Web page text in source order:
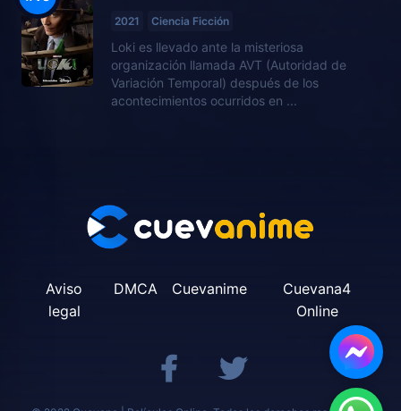
2021 Ciencia Ficción
Loki es llevado ante la misteriosa
organización llamada AVT (Autoridad de
Variación Temporal) después de los
acontecimientos ocurridos en ...
Aviso
legal
DMCA Cuevanime
Cuevana4
Online